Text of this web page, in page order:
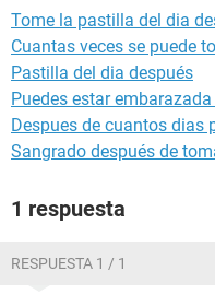
Tome la pastilla del dia
Cuantas veces se puede
Pastilla del dia después
Puedes estar
Despues de cuantos dias
Sangrado después de
1 respuesta
RESPUESTA 1 / 1